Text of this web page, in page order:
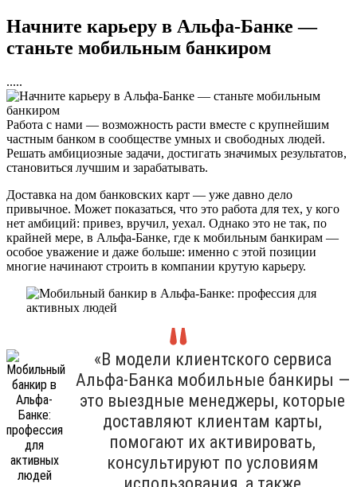
Начните карьеру в Альфа-Банке —
станьте мобильным банкиром
.....
Работа с нами — возможность расти вместе с крупнейшим
частным банком в сообществе умных и свободных людей.
Решать амбициозные задачи, достигать значимых результатов,
становиться лучшим и зарабатывать.
Доставка на дом банковских карт — уже давно дело
привычное. Может показаться, что это работа для тех, у кого
нет амбиций: привез, вручил, уехал. Однако это не так, по
крайней мере, в Альфа-Банке, где к мобильным банкирам —
особое уважение и даже больше: именно с этой позиции
многие начинают строить в компании крутую карьеру.
«В модели клиентского сервиса
Альфа-Банка мобильные банкиры —
это выездные менеджеры, которые
доставляют клиентам карты,
помогают их активировать,
консультируют по условиям
использования, а также